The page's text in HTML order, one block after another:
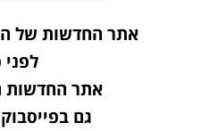
אתר החדשות של
לפני
אתר החדשות
גם בפייסבוק |